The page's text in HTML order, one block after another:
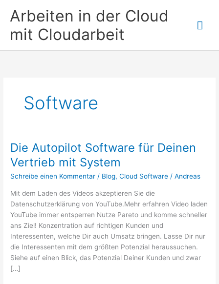
InhaltArbeiten in der Cloud
mit Cloudarbeit
Software
Die Autopilot Software für Deinen
Vertrieb mit System
Schreibe einen Kommentar / Blog,Cloud Software /Andreas
Mit dem Laden des Videos akzeptieren Sie die
Datenschutzerklärung von YouTube.Mehr erfahren Video laden
YouTube immer entsperren Nutze Pareto und komme schneller
ans Ziel! Konzentration auf richtigen Kunden und
Interessenten, welche Dir auch Umsatz bringen. Lasse Dir nur
die Interessenten mit dem größten Potenzial heraussuchen.
Siehe auf einen Blick, das Potenzial Deiner Kunden und zwar
[…]